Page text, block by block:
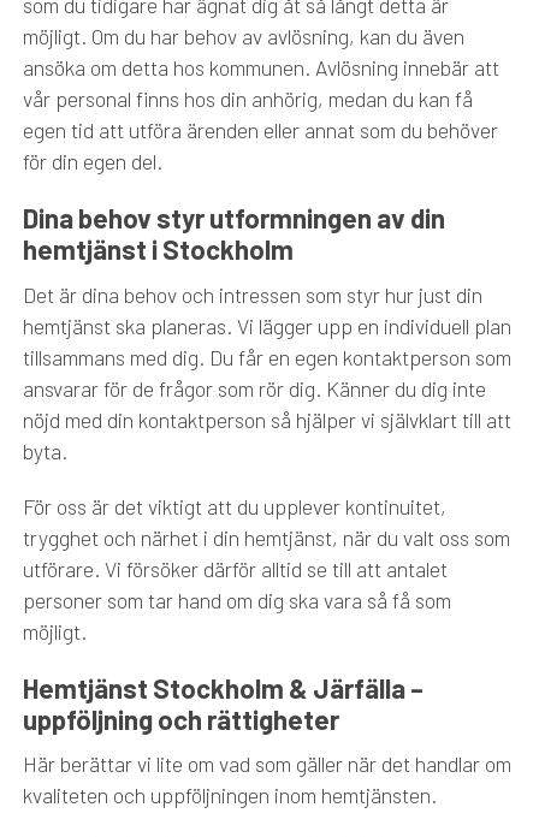
som du tidigare har ägnat dig åt så långt detta är
möjligt. Om du har behov av avlösning, kan du även
ansöka om detta hos kommunen. Avlösning innebär att
vår personal finns hos din anhörig, medan du kan få
egen tid att utföra ärenden eller annat som du behöver
för din egen del.
Dina behov styr utformningen av din
hemtjänst i Stockholm
Det är dina behov och intressen som styr hur just din
hemtjänst ska planeras. Vi lägger upp en individuell plan
tillsammans med dig. Du får en egen kontaktperson som
ansvarar för de frågor som rör dig. Känner du dig inte
nöjd med din kontaktperson så hjälper vi självklart till att
byta.
För oss är det viktigt att du upplever kontinuitet,
trygghet och närhet i din hemtjänst, när du valt oss som
utförare. Vi försöker därför alltid se till att antalet
personer som tar hand om dig ska vara så få som
möjligt.
Hemtjänst Stockholm & Järfälla –
uppföljning och rättigheter
Här berättar vi lite om vad som gäller när det handlar om
kvaliteten och uppföljningen inom hemtjänsten.